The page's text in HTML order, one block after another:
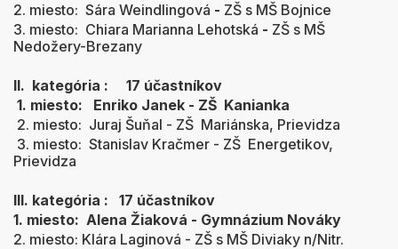
2. miesto: Sára Weindlingová - ZŠ s MŠ Bojnice
3. miesto: Chiara Marianna Lehotská - ZŠ s MŠ
Nedožery-Brezany
II. kategória : 17 účastníkov
1. miesto: Enriko Janek - ZŠ Kanianka
2. miesto: Juraj Šuňal - ZŠ Mariánska, Prievidza
3. miesto: Stanislav Kračmer - ZŠ Energetikov,
Prievidza
III. kategória : 17 účastníkov
1. miesto: Alena Žiaková - Gymnázium Nováky
2. miesto: Klára Laginová - ZŠ s MŠ Diviaky n/Nitr.